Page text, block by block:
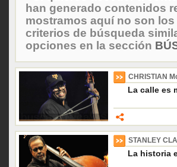
han generado contenidos
mostramos aquí no son
criterios de búsqueda
opciones en la sección
CHRISTIAN
La calle es
STANLEY
La historia